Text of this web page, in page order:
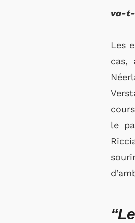
va-t-
Les
cas,
le